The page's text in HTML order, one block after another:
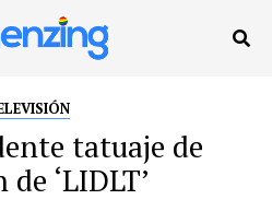
tatuaje de
‘LIDLT’